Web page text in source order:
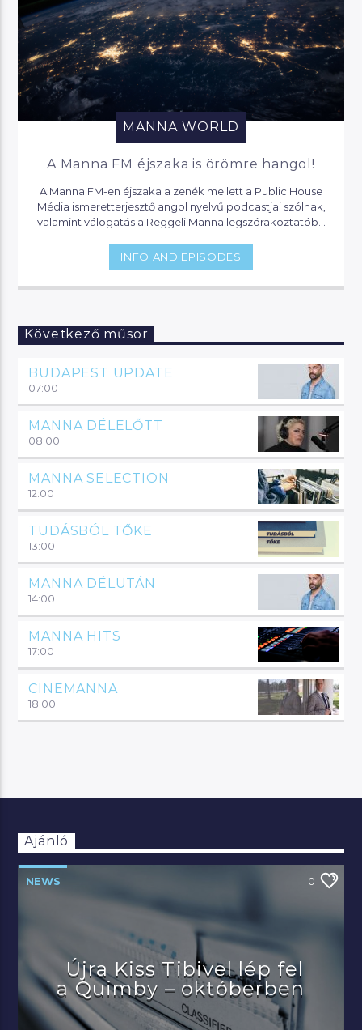
MANNA WORLD
A Manna FM éjszaka is örömre hangol!
A Manna FM-en éjszaka a zenék mellett a Public House
Média ismeretterjesztő angol nyelvű podcastjai szólnak,
valamint válogatás a Reggeli Manna legszórakoztatóbb
INFO AND EPISODES
Következő műsor
BUDAPEST UPDATE
07:00
MANNA DÉLELŐTT
08:00
MANNA SELECTION
12:00
TUDÁSBÓL TŐKE
13:00
MANNA DÉLUTÁN
14:00
MANNA HITS
17:00
CINEMANNA
18:00
Ajánló
NEWS 0
Újra Kiss Tibivel lép fel
a Quimby – októberben